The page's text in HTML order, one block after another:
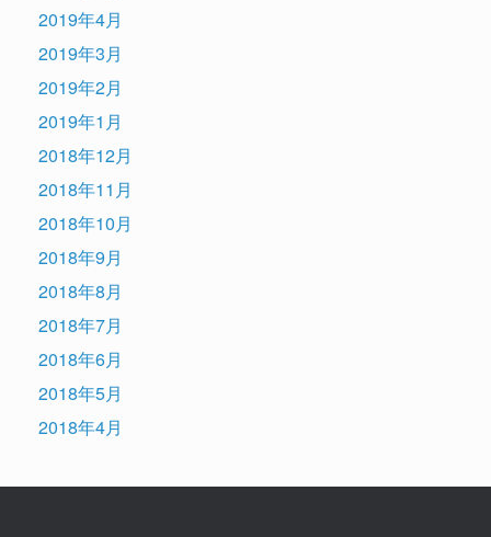
2019年4月
2019年3月
2019年2月
2019年1月
2018年12月
2018年11月
2018年10月
2018年9月
2018年8月
2018年7月
2018年6月
2018年5月
2018年4月